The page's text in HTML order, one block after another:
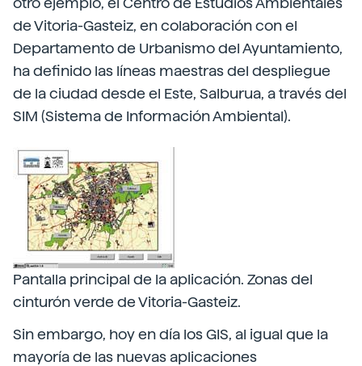
de Vitoria-Gasteiz, en colaboración con el
Departamento de Urbanismo del Ayuntamiento,
ha definido las líneas maestras del despliegue
de la ciudad desde el Este, Salburua, a través del
SIM (Sistema de Información Ambiental).
Pantalla principal de la aplicación. Zonas del
cinturón verde de Vitoria-Gasteiz.
Sin embargo, hoy en día los GIS, al igual que la
mayoría de las nuevas aplicaciones